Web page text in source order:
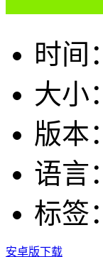
时间：
大小：
版本：
语言：
标签：
安卓版下载